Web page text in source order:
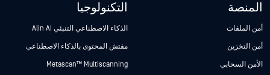
المنصة
أمن الملفات
أمن التخزين
الأمن السحابي
التكنولوجيا
الذكاء الاصطناعي التنبئي Alin AI
مفتش المحتوى بالذكاء الاصطناعي
Metascan™ Multiscanning